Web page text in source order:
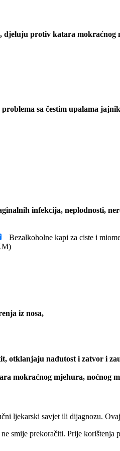
protiv katara
problema sa čestim upalama
infekcija, neplodnosti,
Bezalkoholne kapi za ciste i
)
iz nosa,
otklanjaju nadutost i zatvor i
mokraćnog mjehura, noćnog
ljekarski savjet ili dijagnozu.
smije prekoračiti. Prije korištenja